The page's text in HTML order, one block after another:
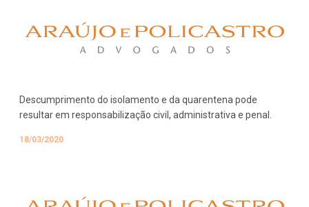
Descumprimento do isolamento e da quarentena pode
resultar em responsabilização civil, administrativa e penal.
18/03/2020